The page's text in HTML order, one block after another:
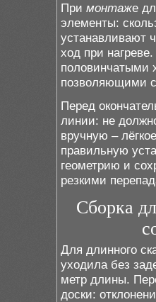
При монтаже
элементы:
устанавливают
ход при
половинчатыми
позволяющими
Перед
линии: не
вручную –
правильную
геометрию и
резкими
Сборка
Для длинного
уходила без
метр длины.
доски: